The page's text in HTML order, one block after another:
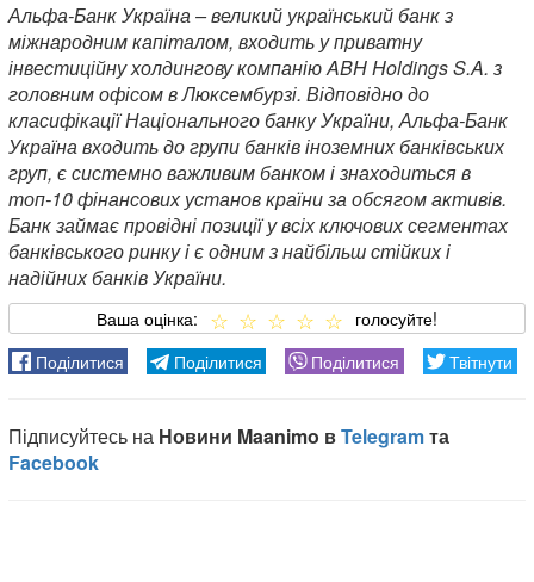
Альфа-Банк Україна – великий український банк з
міжнародним капіталом, входить у приватну
інвестиційну холдингову компанію ABH Holdings S.A. з
головним офісом в Люксембурзі. Відповідно до
класифікації Національного банку України, Альфа-Банк
Україна входить до групи банків іноземних банківських
груп, є системно важливим банком і знаходиться в
топ-10 фінансових установ країни за обсягом активів.
Банк займає провідні позиції у всіх ключових сегментах
банківського ринку і є одним з найбільш стійких і
надійних банків України.